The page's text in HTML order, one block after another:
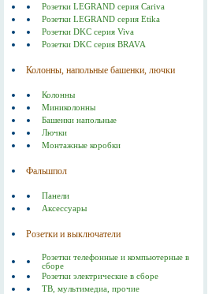
Розетки LEGRAND серия Cariva
Розетки LEGRAND серия Etika
Розетки DKC серия Viva
Розетки DKC серия BRAVA
Колонны, напольные башенки, лючки
Колонны
Миниколонны
Башенки напольные
Лючки
Монтажные коробки
Фальшпол
Панели
Аксессуары
Розетки и выключатели
Розетки телефонные и компьютерные в
сборе
Розетки электрические в сборе
ТВ, мультимедиа, прочие